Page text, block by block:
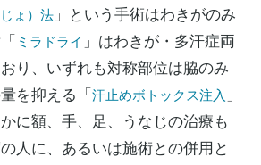
ょ）法 」という手術はわきがのみ
ミラドライ 」はわきが・多汗症両
り、いずれも対称部位は脇のみ
を抑える「 汗止めボトックス注入 」
に額、手、足、うなじの治療も
人に、あるいは施術との併用と